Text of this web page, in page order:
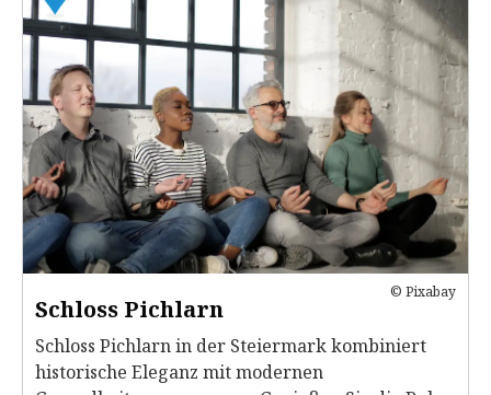
© Pixabay
Schloss Pichlarn
Schloss Pichlarn in der Steiermark kombiniert
historische Eleganz mit modernen